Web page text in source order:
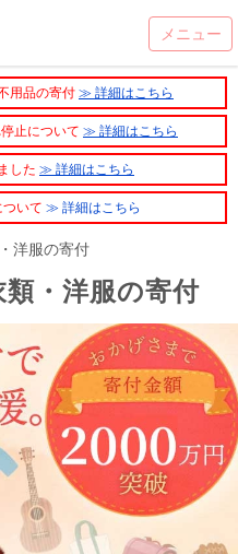
用品の寄付 ≫ 詳細はこちら
止について ≫ 詳細はこちら
した ≫ 詳細はこちら
いて ≫ 詳細はこちら
洋服の寄付
・洋服の寄付